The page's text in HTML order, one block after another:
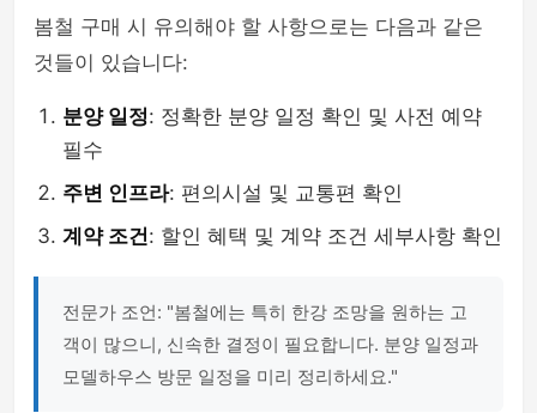
봄철 구매 시 유의해야 할 사항으로는 다음과 같은
것들이 있습니다:
분양 일정: 정확한 분양 일정 확인 및 사전 예약
필수
주변 인프라: 편의시설 및 교통편 확인
계약 조건: 할인 혜택 및 계약 조건 세부사항 확인
전문가 조언: "봄철에는 특히 한강 조망을 원하는 고
객이 많으니, 신속한 결정이 필요합니다. 분양 일정과
모델하우스 방문 일정을 미리 정리하세요."